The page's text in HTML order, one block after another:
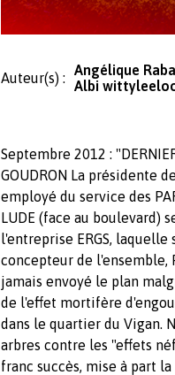
Auteur(s) :
Angélique
Albi
Septembre 2012 :
GOUDRON La présidente
employé du service des
LUDE (face au boulevard)
l'entreprise ERGS,
concepteur de l'ensemble,
jamais envoyé le plan
de l'effet mortifère
dans le quartier du Vigan.
arbres contre les "effets
franc succès, mise à part